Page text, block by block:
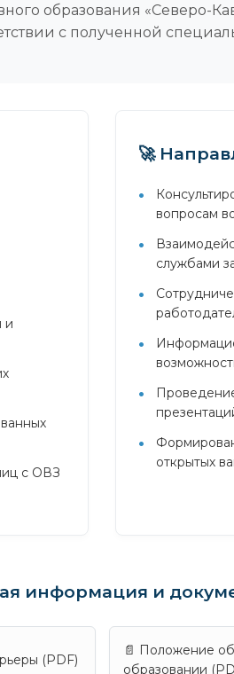
образования «Северо-
с полученной
и
с ОВЗ
🚀
вопросам
службами
открытых
информация и
(PDF)
📄 Положение
образовании